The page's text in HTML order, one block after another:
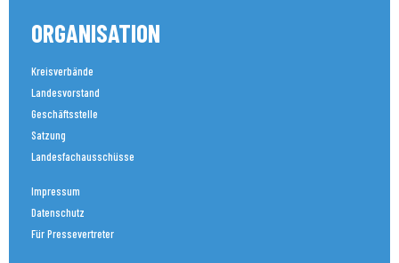
ORGANISATION
Kreisverbände
Landesvorstand
Geschäftsstelle
Satzung
Landesfachausschüsse
Impressum
Datenschutz
Für Pressevertreter